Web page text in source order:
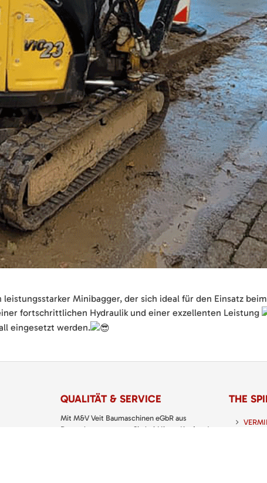
leistungsstarker Minibagger, der sich ideal für den Einsatz
fortschrittlichen Hydraulik und einer exzellenten Leistung
eingesetzt werden.
QUALITÄT & SERVICE
Mit M&V Veit Baumaschinen eGbR aus
Dettenhausen setzen Sie bei Miete, Kauf und
THE